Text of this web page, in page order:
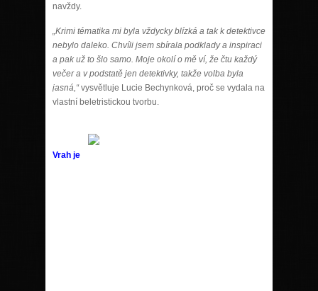
navždy.
„Krimi tématika mi byla vždycky blízká a tak k detektivce
nebylo daleko. Chvíli jsem sbírala podklady a inspiraci
a pak už to šlo samo. Moje okolí o mě ví, že čtu každý
večer a v podstatě jen detektivky, takže volba byla
jasná,“vysvětluje Lucie Bechynková, proč se vydala na
vlastní beletristickou tvorbu.
Vrah je